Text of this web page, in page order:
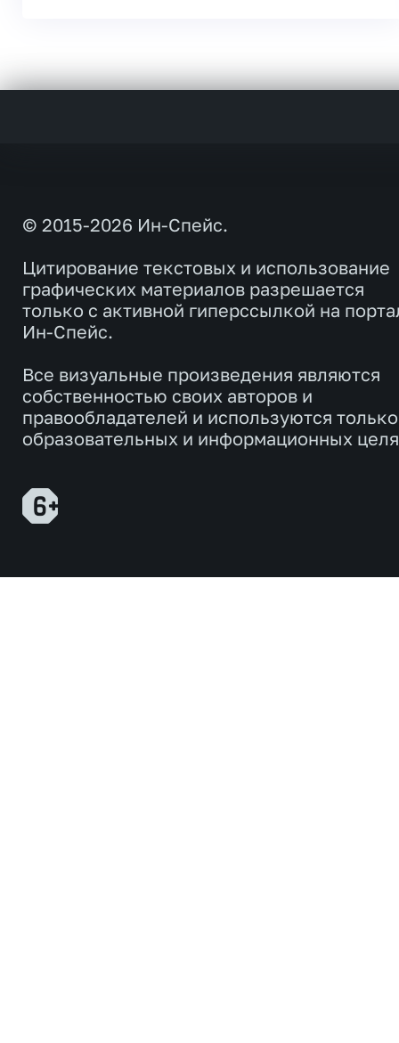
© 2015-2026 Ин-Спейс.
Цитирование текстовых и использование
графических материалов разрешается
только с активной гиперссылкой на
Ин-Спейс.
Все визуальные произведения являются
собственностью своих авторов и
правообладателей и используются
образовательных и информационных